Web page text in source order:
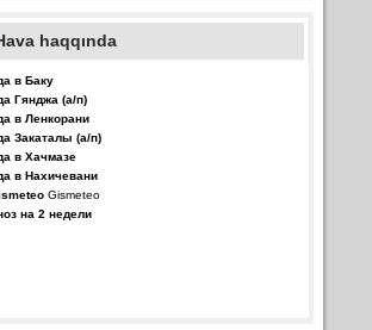
haqqında
в Баку
Гянджа (а/п)
в Ленкорани
Закаталы (а/п)
в Хачмазе
в Нахичевани
Gismeteo
на 2 недели